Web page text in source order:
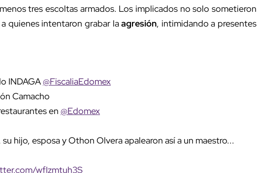
tres escoltas armados. Los implicados no solo sometieron
a quienes intentaron grabar laagresión, intimidando a presentes
INDAGA@FiscaliaEdomex
Camacho
en @Edomex
hijo, esposa y Othon Olvera apalearon así a un maestro...
wfIzmtuh3S